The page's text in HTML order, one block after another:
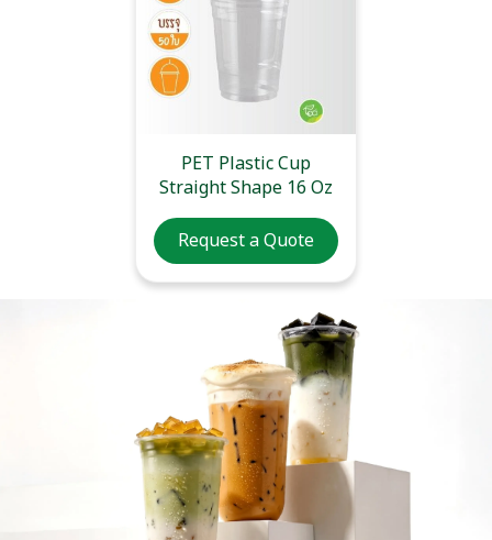
PET Plastic Cup
Straight Shape 16 Oz
Request a Quote